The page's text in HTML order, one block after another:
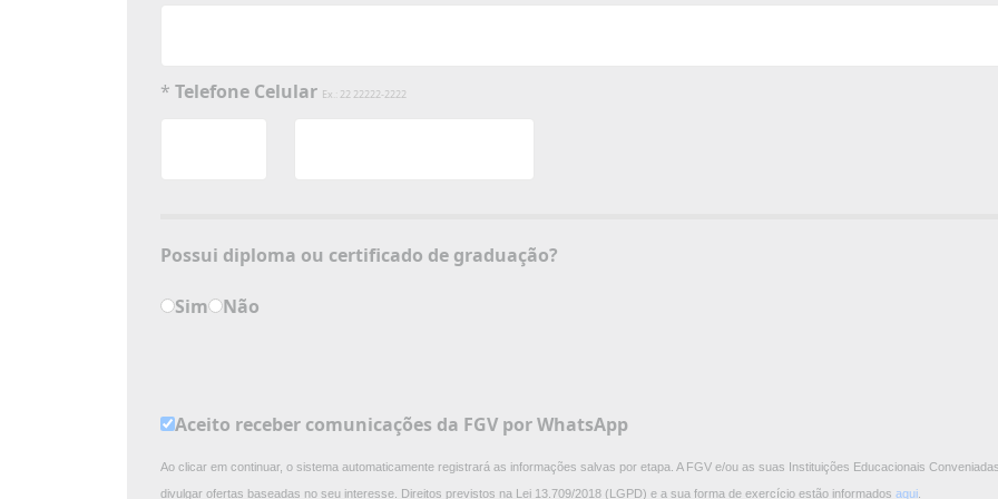
* Telefone Celular Ex.: 22 22222-2222
Possui diploma ou certificado de graduação?
Sim Não
Aceito receber comunicações da FGV por WhatsApp
Ao clicar em continuar, o sistema automaticamente registrará as informações salvas por etapa. A FGV e/ou as suas Instituições Educacionais
divulgar ofertas baseadas no seu interesse. Direitos previstos na Lei 13.709/2018 (LGPD) e a sua forma de exercício estão informados aqui